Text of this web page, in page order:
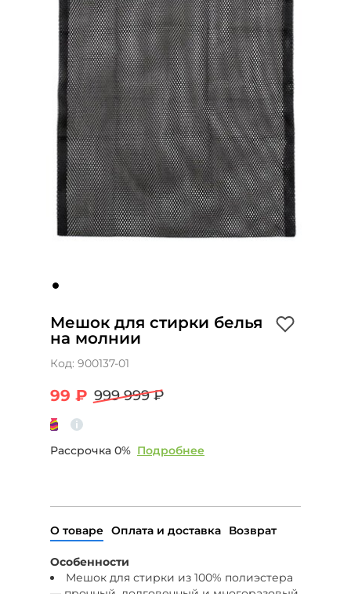
Мешок для стирки белья
на молнии
Код: 900137-01
99 ₽ 999 999 ₽
Рассрочка 0% Подробнее
О товаре Оплата и доставка Возврат
Особенности
Мешок для стирки из 100% полиэстера